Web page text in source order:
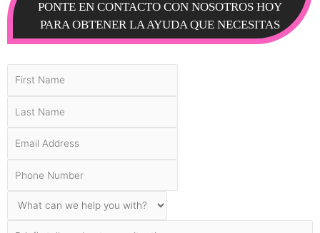
PONTE EN CONTACTO CON NOSOTROS HOY
PARA OBTENER LA AYUDA QUE NECESITAS